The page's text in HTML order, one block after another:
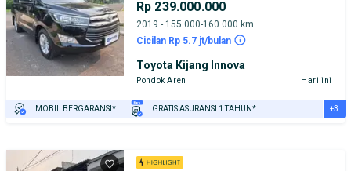
Rp 239.000.000
2019 - 155.000-160.000 km
Cicilan Rp 5.7 jt/bulan
Toyota Kijang Innova
Pondok Aren Hari ini
MOBIL BERGARANSI* GRATIS ASURANSI 1 TAHUN* +3